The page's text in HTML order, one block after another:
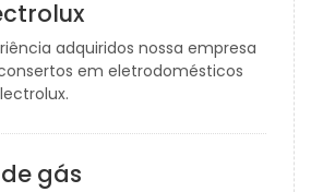
adquiridos nossa empresa
em eletrodomésticos
gás